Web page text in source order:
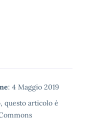
: 4 Maggio 2019
questo articolo è